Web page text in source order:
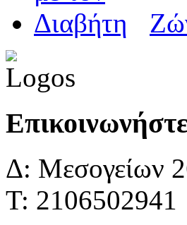
Δ: Μεσογείων
Τ: 2106502941